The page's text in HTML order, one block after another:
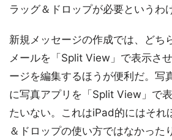
ラッグ＆ドロップが必要というわ
新規メッセージの作成では、どち
メールを「Split View」で表示さ
ージを編集するほうが便利だ。写
に写真アプリを「Split View」で
たいない。これはiPad的にはそれ
＆ドロップの使い方ではなかった